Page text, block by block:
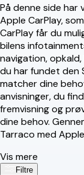
På denne side har
Apple CarPlay,
CarPlay får du
bilens
navigation,
du har fundet den
matcher dine
anvisninger, du
fremvisning og
dine behov.
Tarraco med
Vis mere
Filtre